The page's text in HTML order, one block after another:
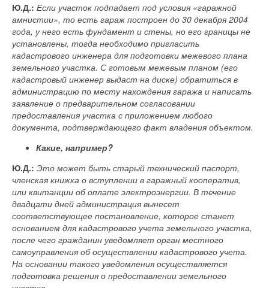
Ю.Д.: Если участок подпадает под условия «гаражной
амнистии», то есть гараж построен до 30 декабря 2004
года, у него есть фундамент и стены, но его границы не
установлены, тогда необходимо пригласить
кадастрового инженера для подготовки межевого плана
земельного участка. С готовым межевым планом (его
кадастровый инженер выдаст на диске) обратиться в
администрацию по месту нахождения гаража и написать
заявление о предварительном согласовании
предоставления участка с приложением любого
документа, подтверждающего факт владения объектом.
Какие, например?
Ю.Д.: Это может быть старый технический паспорт,
членская книжка о вступлении в гаражный кооператив,
или квитанции об оплате электроэнергии. В течение
двадцати дней администрация вынесет
соответствующее постановление, которое станет
основанием для кадастрового учета земельного участка,
после чего гражданин уведомляет орган местного
самоуправления об осуществлении кадастрового учета.
На основании такого уведомления осуществляется
подготовка решения о предоставлении земельного